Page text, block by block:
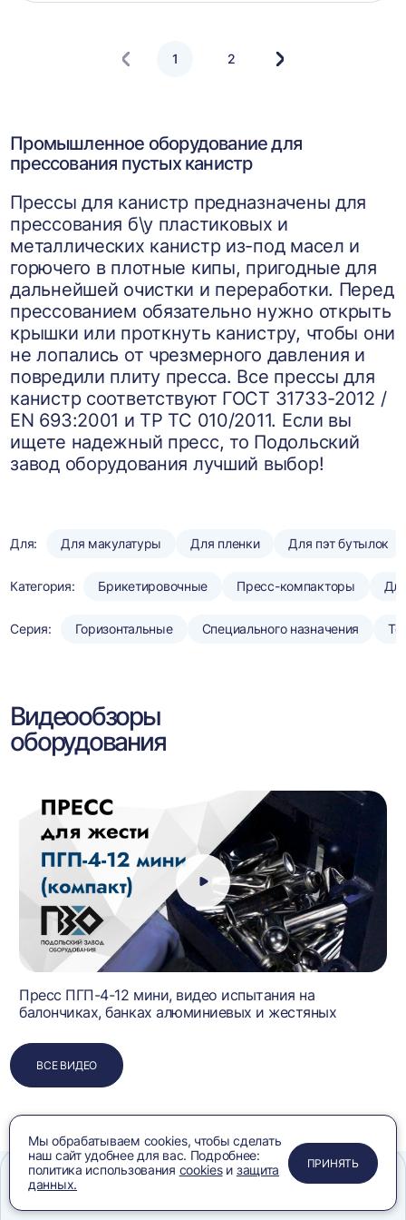
1 2
Следующая
Промышленное оборудование для
прессования пустых канистр
Прессы для канистр предназначены для
прессования б\у пластиковых и
металлических канистр из-под масел и
горючего в плотные кипы, пригодные для
дальнейшей очистки и переработки. Перед
прессованием обязательно нужно открыть
крышки или проткнуть канистру, чтобы они
не лопались от чрезмерного давления и
повредили плиту пресса. Все прессы для
канистр соответствуют ГОСТ 31733-2012 /
EN 693:2001 и ТР ТС 010/2011. Если вы
ищете надежный пресс, то Подольский
завод оборудования лучший выбор!
Для: Для макулатуры Для пленки Для пэт бутылок
Категория: Брикетировочные Пресс-компакторы
Серия: Горизонтальные Специального назначения
Видеообзоры
оборудования
Пресс ПГП-4-12 мини, видео испытания на
балончиках, банках алюминиевых и жестяных
ВСЕ ВИДЕО
ПРИМЕНИТЬ
ЗАКРЫТЬ
ЗАКРЫТЬ
ЗАКРЫТЬ
Мы обрабатываем cookies, чтобы сделать
наш сайт удобнее для вас. Подробнее:
политика использования cookiesи защита
данных.
ПРИНЯТЬ